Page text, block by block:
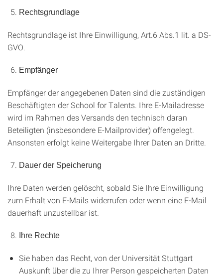
Rechtsgrundlage
Rechtsgrundlage ist Ihre Einwilligung, Art.6 Abs.1 lit. a DS-
GVO.
Empfänger
Empfänger der angegebenen Daten sind die zuständigen
Beschäftigten der School for Talents. Ihre E-Mailadresse
wird im Rahmen des Versands den technisch daran
Beteiligten (insbesondere E-Mailprovider) offengelegt.
Ansonsten erfolgt keine Weitergabe Ihrer Daten an Dritte.
Dauer der Speicherung
Ihre Daten werden gelöscht, sobald Sie Ihre Einwilligung
zum Erhalt von E-Mails widerrufen oder wenn eine E-Mail
dauerhaft unzustellbar ist.
Ihre Rechte
Sie haben das Recht, von der Universität Stuttgart
Auskunft über die zu Ihrer Person gespeicherten Daten